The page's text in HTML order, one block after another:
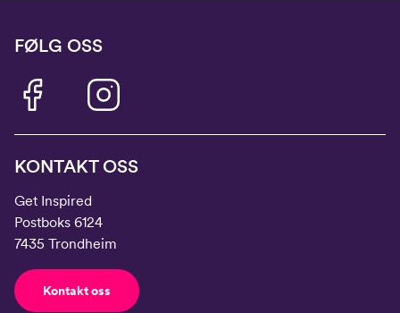
FØLG OSS
KONTAKT OSS
Get Inspired
Postboks 6124
7435 Trondheim
Kontakt oss